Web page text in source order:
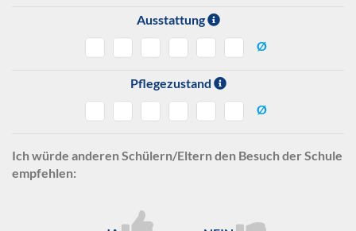
Ausstattung
Ø
Pflegezustand
Ø
Ich würde anderen Schülern/Eltern den Besuch der Schule
empfehlen: